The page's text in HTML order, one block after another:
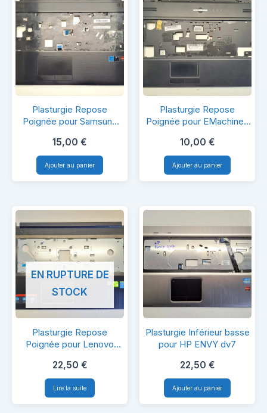
Plasturgie
Repose
Poignée
pour
Samsung
Plasturgie Repose
Poignée pour Samsung
15,00 €
Ajouter au panier
Plasturgie
Repose
Poignée
pour
EMachines
Plasturgie Repose
Poignée pour EMachines
10,00 €
Ajouter au panier
Plasturgie
Repose
Poignée
pour
Lenovo
EN RUPTURE DE
STOCK
Plasturgie Repose
Poignée pour Lenovo
22,50 €
Lire la suite
Plasturgie
Inférieur
basse
pour
HP
Plasturgie Inférieur basse
pour HP ENVY dv7
22,50 €
Ajouter au panier